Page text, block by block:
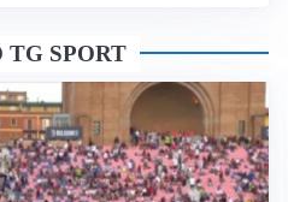
SPORT